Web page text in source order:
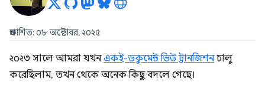
প্রকাশিত: ০৮ অক্টোবর, ২০২৫
২০২৩ সালে আমরা যখনএকই-ডকুমেন্ট ভিউ ট্রানজিশনচালু
করেছিলাম, তখন থেকে অনেক কিছু বদলে গেছে।